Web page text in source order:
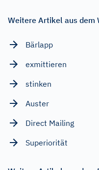
Weitere Artikel aus dem
Bärlapp
exmittieren
stinken
Auster
Direct Mailing
Superiorität